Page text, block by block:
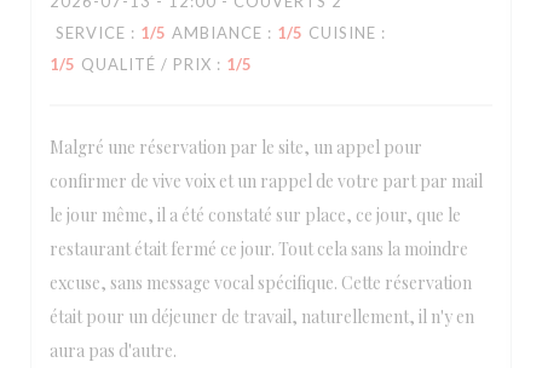
SERVICE : 1/5 AMBIANCE : 1/5 CUISINE :
1/5 QUALITÉ / PRIX : 1/5
Malgré une réservation par le site, un appel pour
confirmer de vive voix et un rappel de votre part par mail
le jour même, il a été constaté sur place, ce jour, que le
restaurant était fermé ce jour. Tout cela sans la moindre
excuse, sans message vocal spécifique. Cette réservation
était pour un déjeuner de travail, naturellement, il n'y en
aura pas d'autre.